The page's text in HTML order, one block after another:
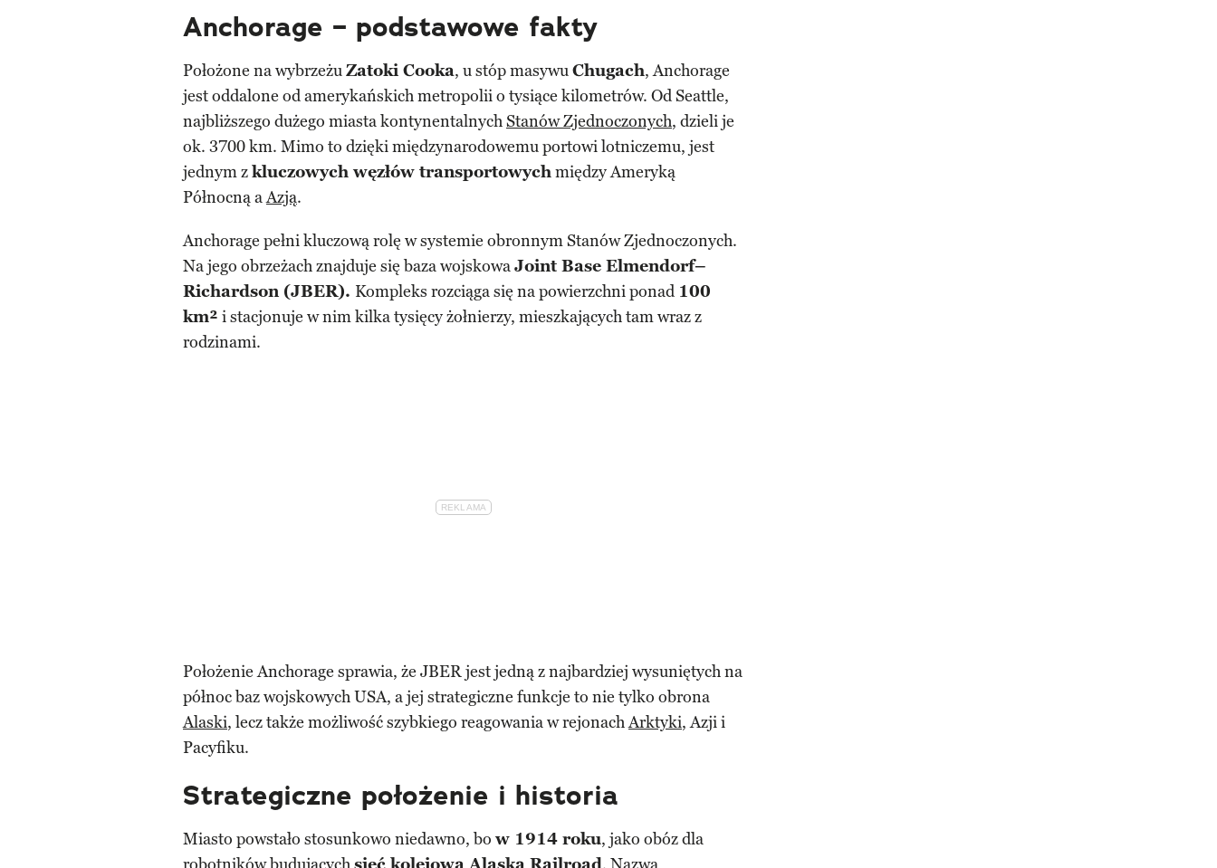
Anchorage – podstawowe fakty
Położone na wybrzeżuZatoki Cooka, u stóp masywuChugach, Anchorage
jest oddalone od amerykańskich metropolii o tysiące kilometrów. Od Seattle,
najbliższego dużego miasta kontynentalnychStanów Zjednoczonych, dzieli je
ok. 3700 km. Mimo to dzięki międzynarodowemu portowi lotniczemu, jest
jednym zkluczowych węzłów transportowychmiędzy Ameryką
Północną aAzją.
Anchorage pełni kluczową rolę w systemie obronnym Stanów Zjednoczonych.
Na jego obrzeżach znajduje się baza wojskowaJoint Base Elmendorf–
Richardson (JBER). Kompleks rozciąga się na powierzchni ponad 100
km² i stacjonuje w nim kilka tysięcy żołnierzy, mieszkających tam wraz z
rodzinami.
Położenie Anchorage sprawia, że JBER jest jedną z najbardziej wysuniętych na
północ baz wojskowych USA, a jej strategiczne funkcje to nie tylko obrona
Alaski, lecz także możliwość szybkiego reagowania w rejonachArktyki, Azji i
Pacyfiku.
Strategiczne położenie i historia
Miasto powstało stosunkowo niedawno, bo w 1914 roku, jako obóz dla